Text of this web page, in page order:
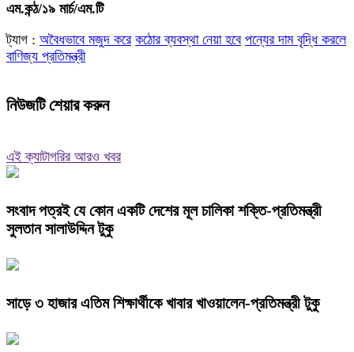
এম.কন্ঠ/১৯ মার্চ/এম.টি
ট্যাগ : অবৈধভাবে মজুদ করে কঠোর ব্যবস্থা নেয়া হবে পন্যের দাম বৃদ্ধি করলে
বাণিজ্য প্রতিমন্ত্রী
নিউজটি শেয়ার করুন
এই ক্যাটাগরির আরও খবর
সংবাদ পত্রই যে কোন একটি দেশের মূল চালিকা শক্তি-প্রতিমন্ত্রী
সুলতান সালাউদ্দিন টুকু
সাড়ে ৩ হাজার এতিম শিক্ষার্থীকে খাবার খাওয়ালেন-প্রতিমন্ত্রী টুকু